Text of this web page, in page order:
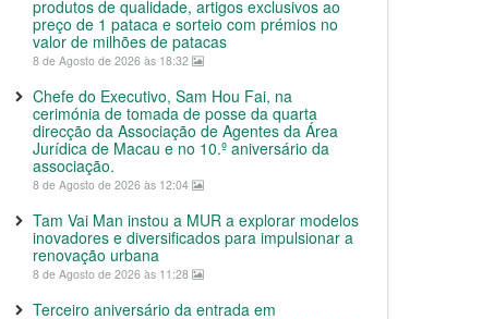
produtos de qualidade, artigos exclusivos ao
preço de 1 pataca e sorteio com prémios no
valor de milhões de patacas
8 de Agosto de 2026 às 18:32
Chefe do Executivo, Sam Hou Fai, na
cerimónia de tomada de posse da quarta
direcção da Associação de Agentes da Área
Jurídica de Macau e no 10.º aniversário da
associação.
8 de Agosto de 2026 às 12:04
Tam Vai Man instou a MUR a explorar modelos
inovadores e diversificados para impulsionar a
renovação urbana
8 de Agosto de 2026 às 11:28
Terceiro aniversário da entrada em